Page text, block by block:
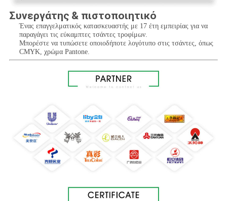
Συνεργάτης & πιστοποιητικό
Ένας επαγγελματικός κατασκευαστής με 17 έτη εμπειρίας για να
παραγάγει τις εύκαμπτες τσάντες τροφίμων.
Μπορέστε να τυπώσετε οποιοδήποτε λογότυπο στις τσάντες, όπως
CMYK, χρώμα Pantone.